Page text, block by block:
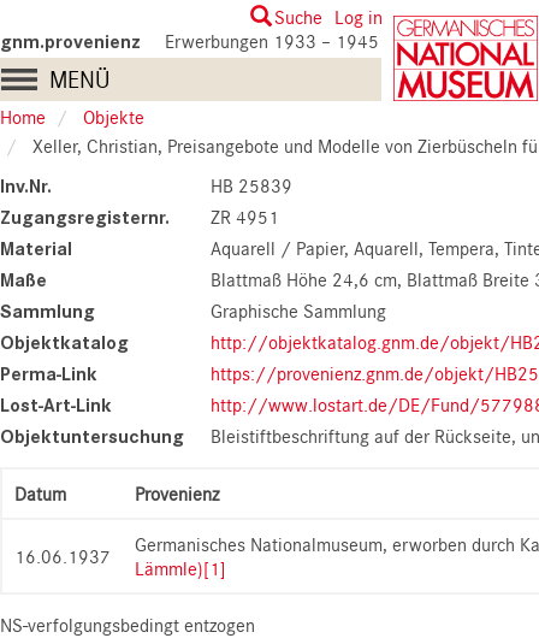
to
main
content
User
account
menu
Suche Log in
gnm.provenienz Erwerbungen 1933 – 1945
Main
navigation
MENÜ
Home
Objekte
Xeller, Christian, Preisangebote und Modelle von Zierbüscheln für Pferde, um 1700
Inv.Nr. HB 25839
Zugangsregisternr. ZR 4951
Material Aquarell / Papier, Aquarell, Tempera,
Maße Blattmaß Höhe 24,6 cm Blattmaß Breite
Sammlung Graphische Sammlung
Objektkatalog http://objektkatalog.gnm.de/objekt/
Perma-Link https://provenienz.gnm.de/objekt/
Lost-Art-Link http://www.lostart.de/DE/Fund/
Objektuntersuchung Bleistiftbeschriftung auf der Rückseite,
Datum Provenienz
16.06.1937
Germanisches Nationalmuseum, erworben durch
Lämmle)[1]
NS-verfolgungsbedingt entzogen